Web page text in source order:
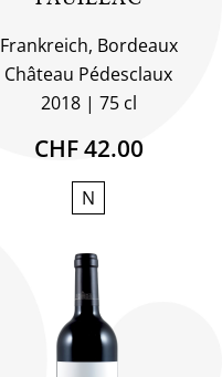
Frankreich, Bordeaux
Château Pédesclaux
2018
75 cl
CHF 42.00
N